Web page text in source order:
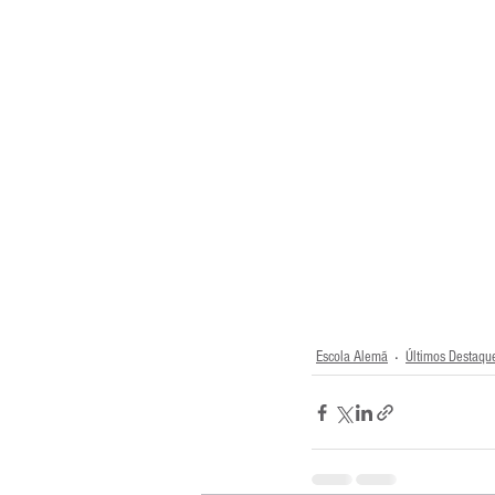
Escola Alemã Últimos